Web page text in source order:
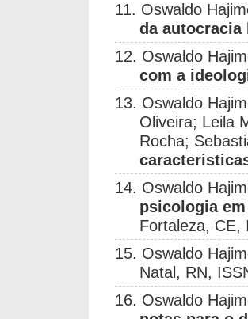
11. Oswaldo
da autocracia
12. Oswaldo
com a
13. Oswaldo
Oliveira; Leila
Rocha;
14. Oswaldo
psicologia
Fortaleza, CE,
15. Oswaldo
Natal, RN,
16. Oswaldo